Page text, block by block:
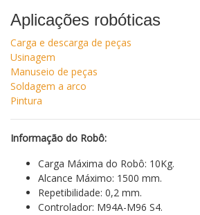
Aplicações robóticas
Carga e descarga de peças
Usinagem
Manuseio de peças
Soldagem a arco
Pintura
Informação do Robô:
Carga Máxima do Robô: 10Kg.
Alcance Máximo: 1500 mm.
Repetibilidade: 0,2 mm.
Controlador: M94A-M96 S4.